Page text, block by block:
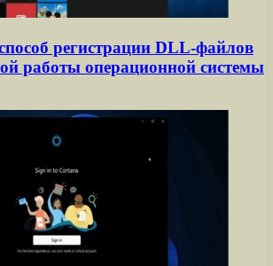
регистрации DLL-файлов
работы операционной системы